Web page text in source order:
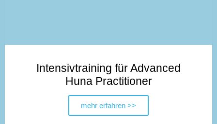
Intensivtraining für Advanced
Huna Practitioner
mehr erfahren >>